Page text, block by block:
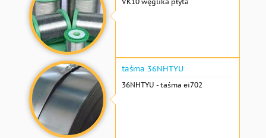
taśma 36NHTYU
36NHTYU - taśma ei702